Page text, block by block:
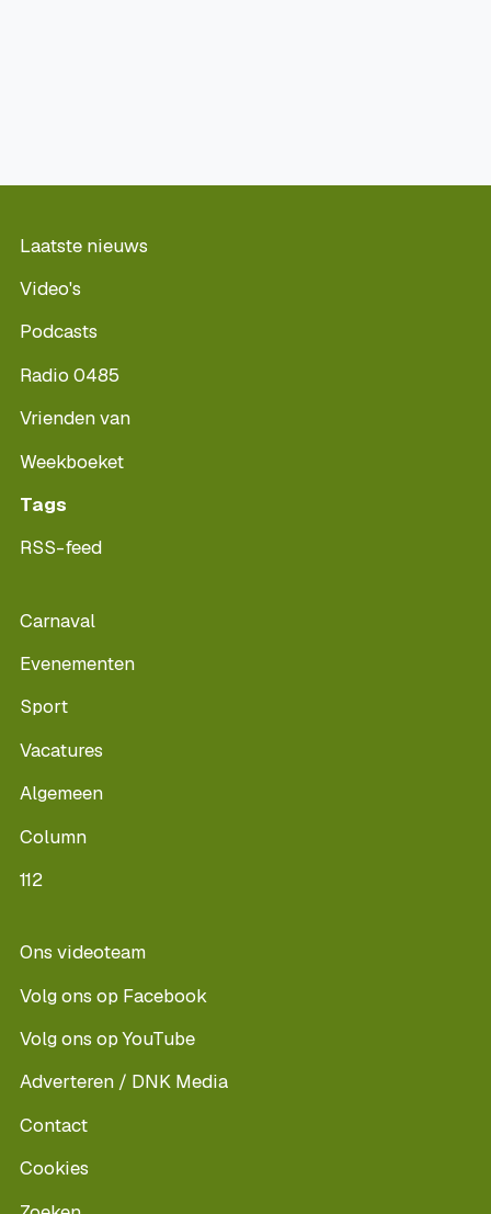
Laatste nieuws
Video's
Podcasts
Radio 0485
Vrienden van
Weekboeket
Tags
RSS-feed
Carnaval
Evenementen
Sport
Vacatures
Algemeen
Column
112
Ons videoteam
Volg ons op Facebook
Volg ons op YouTube
Adverteren / DNK Media
Contact
Cookies